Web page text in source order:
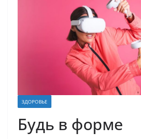
ЗДОРОВЬЕ
Будь в форме